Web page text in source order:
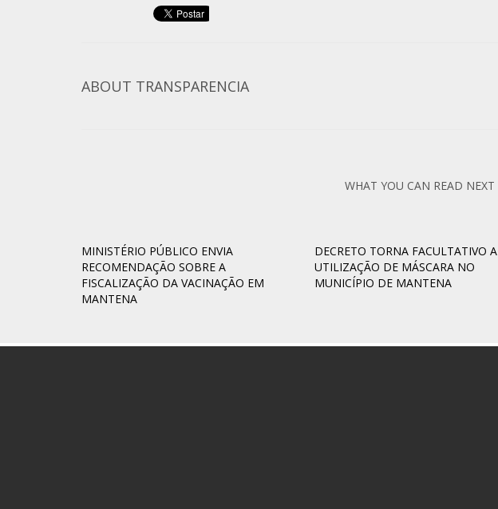
ABOUT TRANSPARENCIA
WHAT YOU CAN READ NEXT
MINISTÉRIO PÚBLICO ENVIA
RECOMENDAÇÃO SOBRE A
FISCALIZAÇÃO DA VACINAÇÃO EM
MANTENA
DECRETO TORNA FACULTATIVO A
UTILIZAÇÃO DE MÁSCARA NO
MUNICÍPIO DE MANTENA